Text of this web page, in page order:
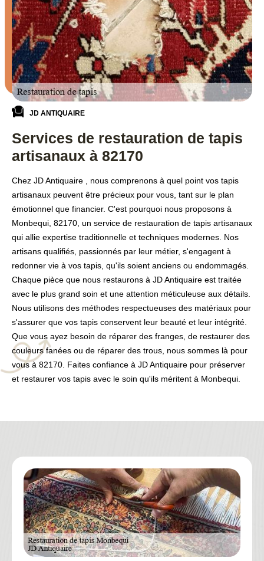
JD ANTIQUAIRE
Services de restauration de tapis
artisanaux à 82170
Chez JD Antiquaire , nous comprenons à quel point vos tapis
artisanaux peuvent être précieux pour vous, tant sur le plan
émotionnel que financier. C'est pourquoi nous proposons à
Monbequi, 82170, un service de restauration de tapis artisanaux
qui allie expertise traditionnelle et techniques modernes. Nos
artisans qualifiés, passionnés par leur métier, s'engagent à
redonner vie à vos tapis, qu'ils soient anciens ou endommagés.
Chaque pièce que nous restaurons à JD Antiquaire est traitée
avec le plus grand soin et une attention méticuleuse aux détails.
Nous utilisons des méthodes respectueuses des matériaux pour
s'assurer que vos tapis conservent leur beauté et leur intégrité.
Que vous ayez besoin de réparer des franges, de restaurer des
couleurs fanées ou de réparer des trous, nous sommes là pour
vous à 82170. Faites confiance à JD Antiquaire pour préserver
et restaurer vos tapis avec le soin qu'ils méritent à Monbequi.